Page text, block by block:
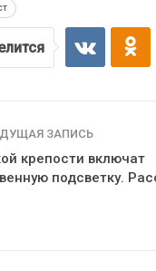
ЗАПИСЬ
крепости включат
подсветку.